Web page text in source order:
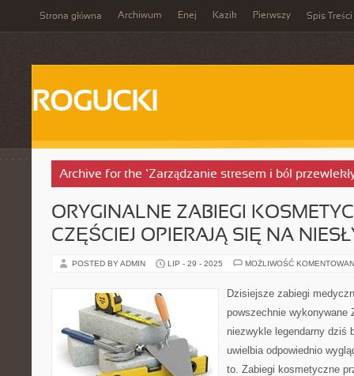
Strona główna Archiwum Enej Kazik Pierwszy Spis Treści
ROGUCKI
Archive for the ‘Zarządzanie stresem i ból
ORYGINALNE ZABIEGI
CZĘŚCIEJ OPIERAJĄ SIĘ NA
POSTED BY ADMIN LIP - 29 - 2025 MOŻLIWOŚĆ
Dzisiejsze zabiegi
powszechnie wykonywane
niezwykle legendarny dziś
uwielbia odpowiednio
to. Zabiegi kosmetyczne